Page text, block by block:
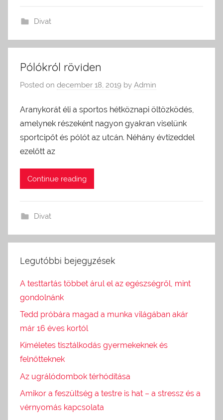
Divat
Pólókról röviden
Posted on december 18, 2019 by Admin
Aranykorát éli a sportos hétköznapi öltözködés,
amelynek részeként nagyon gyakran viselünk
sportcipőt és pólót az utcán. Néhány évtizeddel
ezelőtt az
Continue reading
Divat
Legutóbbi bejegyzések
A testtartás többet árul el az egészségről, mint
gondolnánk
Tedd próbára magad a munka világában akár
már 16 éves kortól
Kíméletes tisztálkodás gyermekeknek és
felnőtteknek
Az ugrálódombok térhódítása
Amikor a feszültség a testre is hat – a stressz és a
vérnyomás kapcsolata